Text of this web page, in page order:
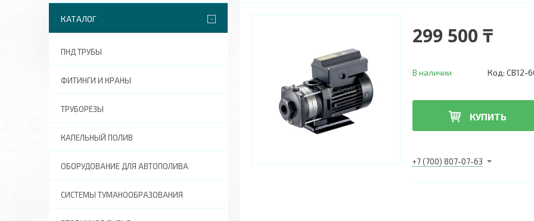
299 500 ₸
В наличии Код: CB12-
КУПИТЬ
+7 (700) 807-07-63
КАТАЛОГ
ПНД ТРУБЫ
ФИТИНГИ И КРАНЫ
ТРУБОРЕЗЫ
КАПЕЛЬНЫЙ ПОЛИВ
ОБОРУДОВАНИЕ ДЛЯ АВТОПОЛИВА
СИСТЕМЫ ТУМАНООБРАЗОВАНИЯ